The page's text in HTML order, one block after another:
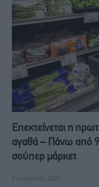
Επεκτείνεται η
αγαθά – Πάνω από
σούπερ μάρκετ
9 Αυγούστου, 2026